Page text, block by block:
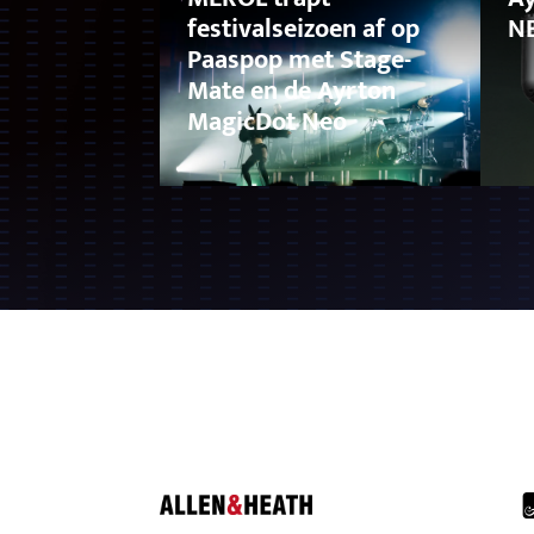
festivalseizoen af op
Paaspop met Stage-
Mate en de Ayrton
MagicDot Neo